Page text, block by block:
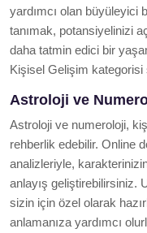
yardımcı olan büyüleyici
tanımak, potansiyelinizi
daha tatmin edici bir
Kişisel Gelişim kategorisi
Astroloji ve
Astroloji ve numeroloji,
rehberlik edebilir. Online
analizleriyle,
anlayış geliştirebilirsiniz.
sizin için özel olarak
anlamanıza yardımcı